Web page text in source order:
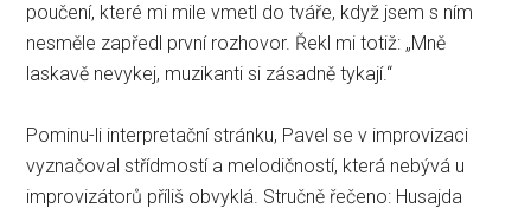
poučení, které mi mile vmetl do tváře, když jsem s ním
nesměle zapředl první rozhovor. Řekl mi totiž: „Mně
laskavě nevykej, muzikanti si zásadně tykají.“
Pominu-li interpretační stránku, Pavel se v improvizaci
vyznačoval střídmostí a melodičností, která nebývá u
improvizátorů příliš obvyklá. Stručně řečeno: Husajda